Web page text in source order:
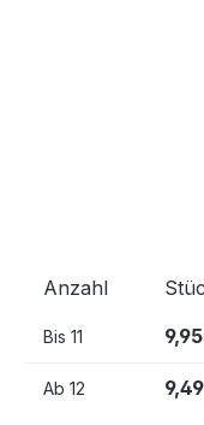
Anzahl
Bis 11
Ab 12